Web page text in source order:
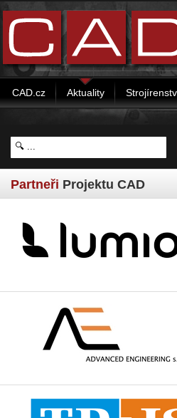
CAD.cz Aktuality
Partneři Projektu CAD